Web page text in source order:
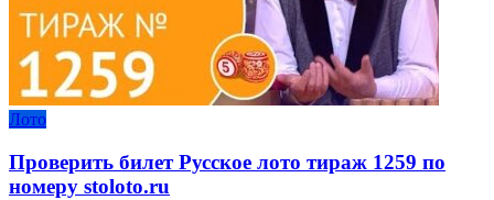
Лото
Проверить билет Русское лото тираж 1259 по
номеру stoloto.ru